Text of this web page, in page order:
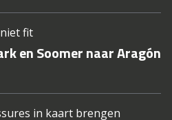
fit
en Soomer naar Aragón
in kaart brengen